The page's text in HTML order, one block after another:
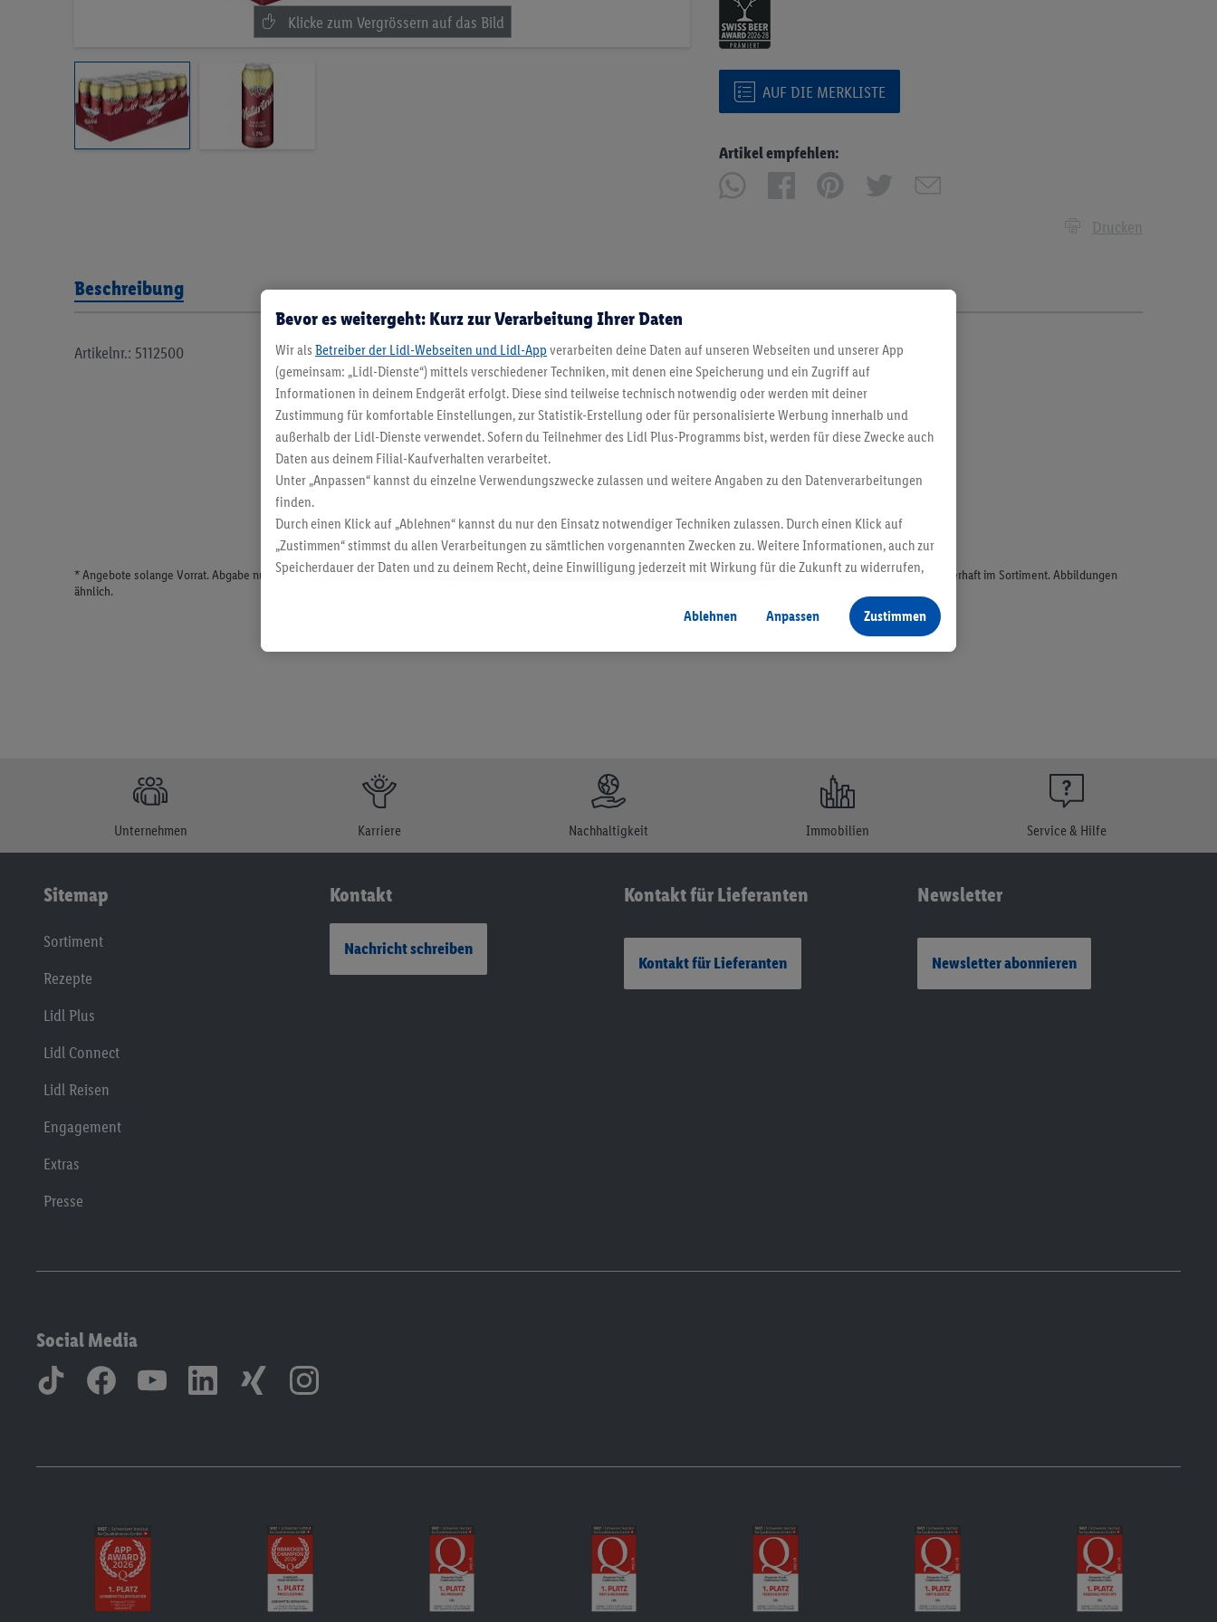
AUF DIE MERKLISTE
Artikel empfehlen:
Drucken
Beschreibung
Artikelnr.: 5112500
* Angebote solange Vorrat. Abgabe nur in haushaltsüblichen Mengen. Verkauf ohne Dekoration. Die hier beworbenen Produkte, vor allem NonFood-Produkte, sind nicht alle dauerhaft im Sortiment. Abbildungen
ähnlich.
Unternehmen Karriere Nachhaltigkeit Immobilien Service & Hilfe
Sitemap
Sortiment
Rezepte
Lidl Plus
Lidl Connect
Lidl Reisen
Engagement
Extras
Presse
Kontakt
Nachricht schreiben
Kontakt für Lieferanten
Kontakt für Lieferanten
Newsletter
Newsletter abonnieren
Social Media
Bevor es weitergeht: Kurz zur Verarbeitung Ihrer Daten
Wir als Betreiber der Lidl-Webseiten und Lidl-App verarbeiten deine Daten auf unseren Webseiten und unserer App
(gemeinsam: „Lidl-Dienste“) mittels verschiedener Techniken, mit denen eine Speicherung und ein Zugriff auf
Informationen in deinem Endgerät erfolgt. Diese sind teilweise technisch notwendig oder werden mit deiner
Zustimmung für komfortable Einstellungen, zur Statistik-Erstellung oder für personalisierte Werbung innerhalb und
außerhalb der Lidl-Dienste verwendet. Sofern du Teilnehmer des Lidl Plus-Programms bist, werden für diese Zwecke auch
Daten aus deinem Filial-Kaufverhalten verarbeitet.
Unter „Anpassen“ kannst du einzelne Verwendungszwecke zulassen und weitere Angaben zu den Datenverarbeitungen
finden.
Durch einen Klick auf „Ablehnen“ kannst du nur den Einsatz notwendiger Techniken zulassen. Durch einen Klick auf
„Zustimmen“ stimmst du allen Verarbeitungen zu sämtlichen vorgenannten Zwecken zu. Weitere Informationen, auch zur
Speicherdauer der Daten und zu deinem Recht, deine Einwilligung jederzeit mit Wirkung für die Zukunft zu widerrufen,
Ablehnen
Anpassen Zustimmen